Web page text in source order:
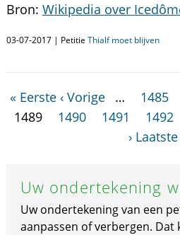
Bron: Wikipedia over
03-07-2017 | Petitie Thialf moet blijven
« Eerste ‹ Vorige … 1485
1489
1490 1491 1492
›
Uw ondertekening
Uw ondertekening van een
aanpassen of verbergen. Dat